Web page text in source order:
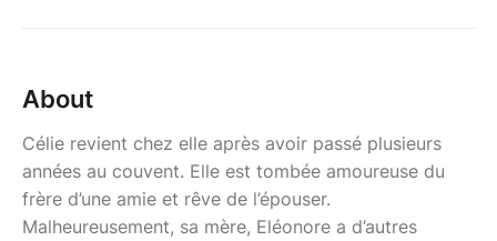
About
Célie revient chez elle après avoir passé plusieurs
années au couvent. Elle est tombée amoureuse du
frère d’une amie et rêve de l’épouser.
Malheureusement, sa mère, Eléonore a d’autres